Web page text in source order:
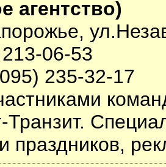
агентство)
06-53
235-32-17
Транзит.
праздников,